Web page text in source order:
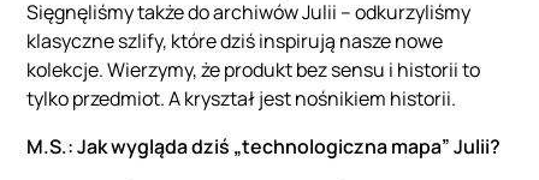
Sięgnęliśmy także do archiwów Julii – odkurzyliśmy
klasyczne szlify, które dziś inspirują nasze nowe
kolekcje. Wierzymy, że produkt bez sensu i historii to
tylko przedmiot. A kryształ jest nośnikiem historii.
M.S.: Jak wygląda dziś „technologiczna mapa” Julii?